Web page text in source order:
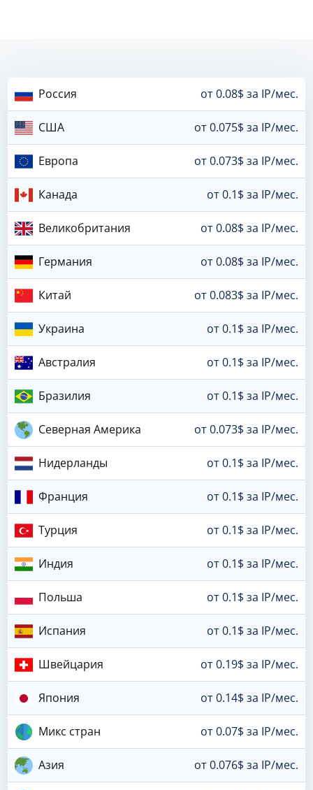
Россия от 0.08$ за IP/мес.
США от 0.075$ за IP/мес.
Европа от 0.073$ за IP/мес.
Канада от 0.1$ за IP/мес.
Великобритания от 0.08$ за IP/мес.
Германия от 0.08$ за IP/мес.
Китай от 0.083$ за IP/мес.
Украина от 0.1$ за IP/мес.
Австралия от 0.1$ за IP/мес.
Бразилия от 0.1$ за IP/мес.
Северная Америка от 0.073$ за IP/мес.
Нидерланды от 0.1$ за IP/мес.
Франция от 0.1$ за IP/мес.
Турция от 0.1$ за IP/мес.
Индия от 0.1$ за IP/мес.
Польша от 0.1$ за IP/мес.
Испания от 0.1$ за IP/мес.
Швейцария от 0.19$ за IP/мес.
Япония от 0.14$ за IP/мес.
Микс стран от 0.07$ за IP/мес.
Азия от 0.076$ за IP/мес.